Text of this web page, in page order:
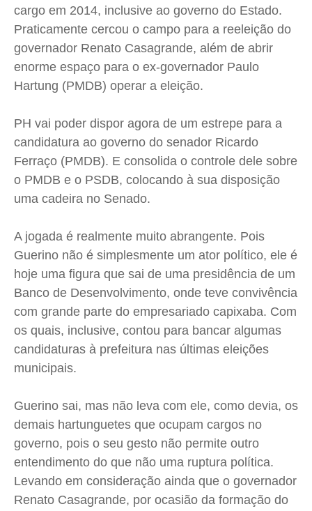
Quem Somos
Anuncie
Termos de Uso
Privacidade
Quem Somos
Anuncie
Termos de Uso
Privacidade
Quem Somos
Anuncie
Termos de Uso
Privacidade
Quem Somos
Anuncie
Termos de Uso
Privacidade
cargo em 2014, inclusive ao governo do Estado.
Praticamente cercou o campo para a reeleição do
governador Renato Casagrande, além de abrir
enorme espaço para o ex-governador Paulo
Hartung (PMDB) operar a eleição.
PH vai poder dispor agora de um estrepe para a
candidatura ao governo do senador Ricardo
Ferraço (PMDB). E consolida o controle dele sobre
o PMDB e o PSDB, colocando à sua disposição
uma cadeira no Senado.
A jogada é realmente muito abrangente. Pois
Guerino não é simplesmente um ator político, ele é
hoje uma figura que sai de uma presidência de um
Banco de Desenvolvimento, onde teve convivência
com grande parte do empresariado capixaba. Com
os quais, inclusive, contou para bancar algumas
candidaturas à prefeitura nas últimas eleições
municipais.
Guerino sai, mas não leva com ele, como devia, os
demais hartunguetes que ocupam cargos no
governo, pois o seu gesto não permite outro
entendimento do que não uma ruptura política.
Levando em consideração ainda que o governador
Renato Casagrande, por ocasião da formação do